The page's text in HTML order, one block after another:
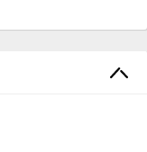
rozłączania
magnetyczne: